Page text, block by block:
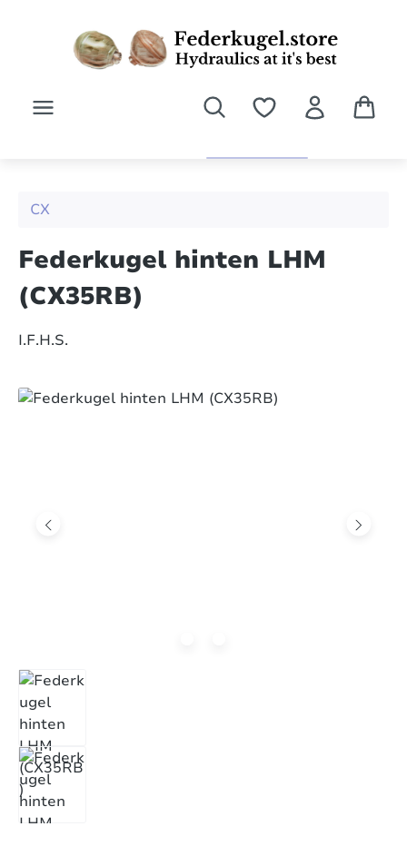
CX
Federkugel hinten LHM
(CX35RB)
I.F.H.S.
Bildergalerie überspringen